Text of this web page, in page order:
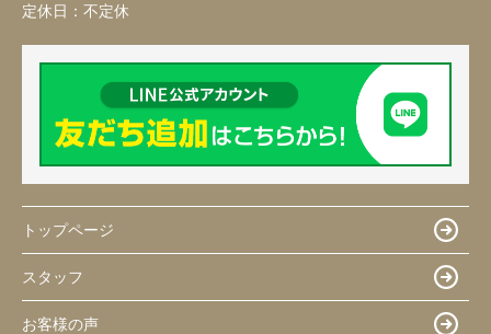
定休日： 不定休
トップページ
スタッフ
お客様の声